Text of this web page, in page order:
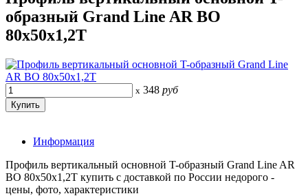
образный Grand Line AR ВО
80х50х1,2Т
x 348 руб
Информация
Профиль вертикальный основной T-образный Grand Line AR
ВО 80х50х1,2Т купить с доставкой по России недорого -
цены, фото, характеристики